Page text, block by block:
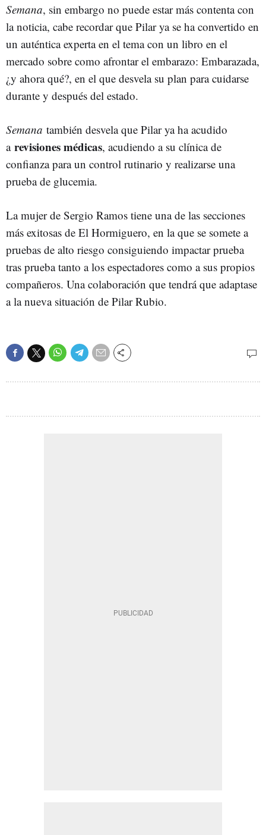
Semana, sin embargo no puede estar más contenta con
la noticia, cabe recordar que Pilar ya se ha convertido en
un auténtica experta en el tema con un libro en el
mercado sobre como afrontar el embarazo: Embarazada,
¿y ahora qué?, en el que desvela su plan para cuidarse
durante y después del estado.
Semana también desvela que Pilar ya ha acudido
arevisiones médicas, acudiendo a su clínica de
confianza para un control rutinario y realizarse una
prueba de glucemia.
La mujer de Sergio Ramos tiene una de las secciones
más exitosas de El Hormiguero, en la que se somete a
pruebas de alto riesgo consiguiendo impactar prueba
tras prueba tanto a los espectadores como a sus propios
compañeros. Una colaboración que tendrá que adaptase
a la nueva situación de Pilar Rubio.